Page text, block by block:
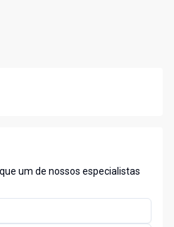
um de nossos especialistas